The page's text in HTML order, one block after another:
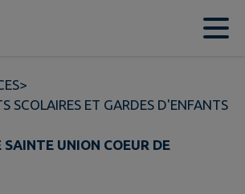
>
SCOLAIRES ET GARDES D'ENFANTS
SAINTE UNION COEUR DE